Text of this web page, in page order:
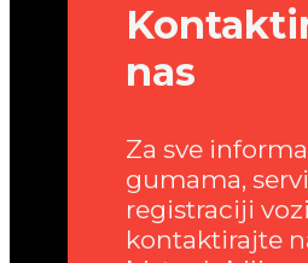
nas
Za sve
gumama,
registraciji
kontaktirajte